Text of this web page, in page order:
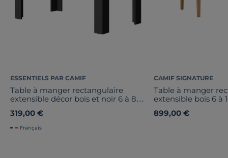
ESSENTIELS PAR CAMIF
Table à manger rectangulaire
extensible décor bois et noir 6 à 8
319,00 €
Français
CAMIF SIGNATURE
Table à manger
extensible bois 6 à
899,00 €